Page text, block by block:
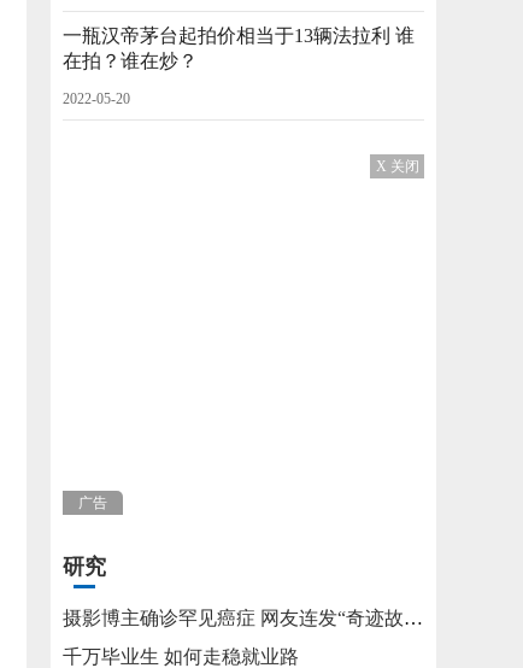
一瓶汉帝茅台起拍价相当于13辆法拉利 谁
在拍？谁在炒？
2022-05-20
广告
X 关闭
研究
摄影博主确诊罕见癌症 网友连发“奇迹故事”不允许他躺平
千万毕业生 如何走稳就业路